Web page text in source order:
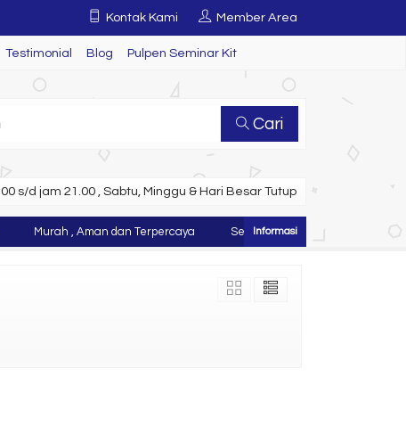
Kontak Kami Member Area
Testimonial Blog Pulpen Seminar Kit
Cari
s/d jam 21.00 , Sabtu, Minggu & Hari Besar Tutup
Murah , Aman dan Terpercaya Selamat Datang di Website